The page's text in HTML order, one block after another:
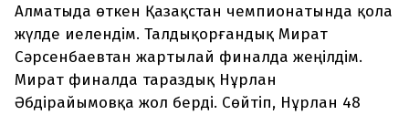
Алматыда өткен Қазақстан чемпионатында қола
жүлде иелендім. Талдықорғандық Мират
Сәрсенбаевтан жартылай финалда жеңілдім.
Мират финалда тараздық Нұрлан
Әбдірайымовқа жол берді. Сөйтіп, Нұрлан 48